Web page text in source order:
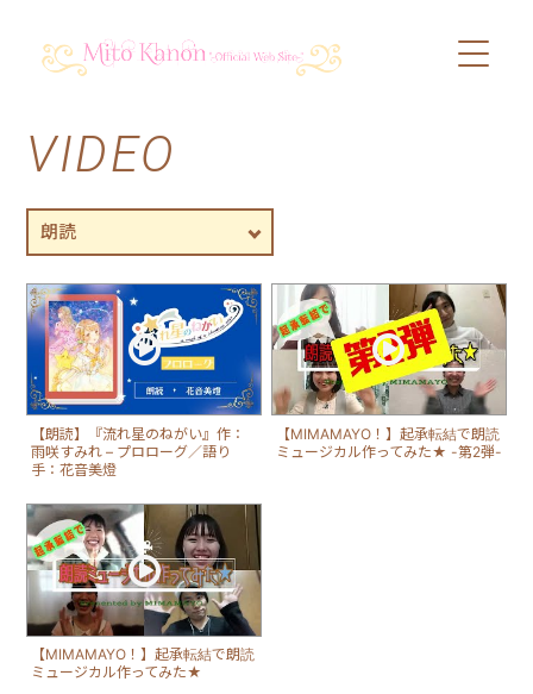
SCHEDULE
DISCOGRAPHY
VIDEO
BLOG
Fan Club
CONTACT
VIDEO
【朗読】『流れ星のねがい』作：
雨咲すみれ – プロローグ／語り
手：花音美燈
【MIMAMAYO！】起承転結で朗読
ミュージカル作ってみた★ -第2弾-
【MIMAMAYO！】起承転結で朗読
ミュージカル作ってみた★